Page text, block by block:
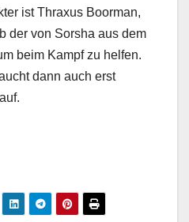
ist Thraxus Boorman,
der von Sorsha aus dem
beim Kampf zu helfen.
dann auch erst